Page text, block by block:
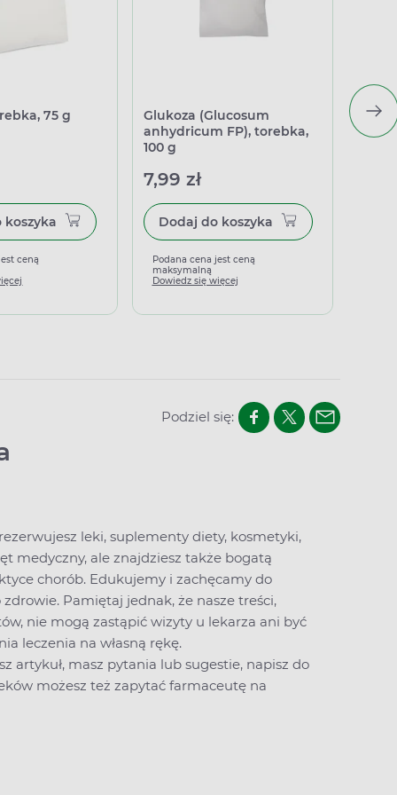
75 g
Dodaj do koszyka
ceną
Glukoza (Glucosum
anhydricum FP), torebka,
100 g
7,99 zł
Dodaj do koszyka
Podana cena jest ceną
maksymalną
Dowiedz się więcej
Podziel się:
leki, suplementy diety, kosmetyki,
medyczny, ale znajdziesz także bogatą
chorób. Edukujemy i zachęcamy do
Pamiętaj jednak, że nasze treści,
nie mogą zastąpić wizyty u lekarza ani być
leczenia na własną rękę.
artykuł, masz pytania lub sugestie, napisz do
możesz też zapytać farmaceutę na